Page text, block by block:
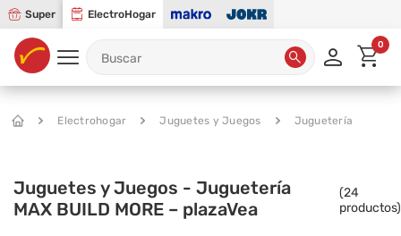
Super ElectroHogar
0
Electrohogar Juguetes y Juegos Juguetería
Juguetes y Juegos - Juguetería
MAX BUILD MORE – plazaVea
(24
productos)